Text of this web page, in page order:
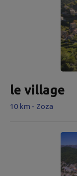
le village
10 km - Zoza